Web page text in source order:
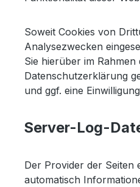
Soweit Cookies von
Analysezwecken
Sie hierüber im Rahmen
Datenschutzerklärung
und ggf. eine
Server-Log-
Der Provider der Seiten
automatisch